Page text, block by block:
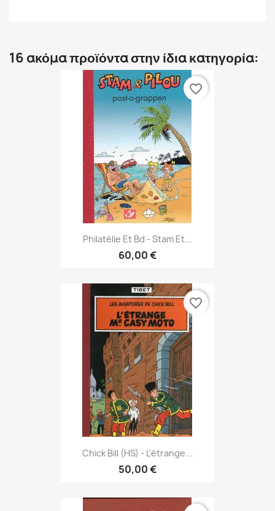
16 ακόμα προϊόντα στην ίδια κατηγορία:
Philatélie Et Bd - Stam Et...
60,00 €
favorite_border
Chick Bill (HS) - L'étrange...
50,00 €
favorite_border